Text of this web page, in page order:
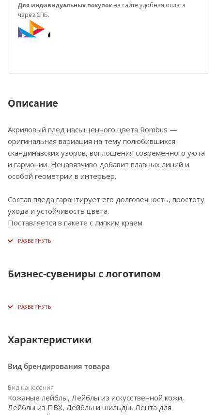
Для индивидуальных покупок на сайте удобная оплата
через СПБ.
Описание
Акриловый плед насыщенного цвета Rombus —
оригинальная вариация на тему полюбившихся
скандинавских узоров, воплощения современного уюта
и гармонии. Ненавязчиво добавит плавных линий и
особой геометрии в интерьер.
Состав пледа гарантирует его долговечность, простоту
ухода и устойчивость цвета.
Поставляется в пакете с липким краем.
Бизнес-сувениры с логотипом
Характеристики
Вид брендирования товара
Вид нанесения
Кожаные лейблы, Лейблы из искусственной кожи,
Лейблы из ПВХ, Лейблы и шильды, Лента для